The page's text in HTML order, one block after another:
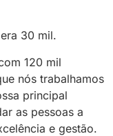
30 mil.
120 mil
nós trabalhamos
principal
as pessoas a
e gestão.